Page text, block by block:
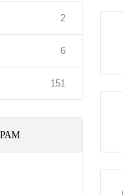
2
6
151